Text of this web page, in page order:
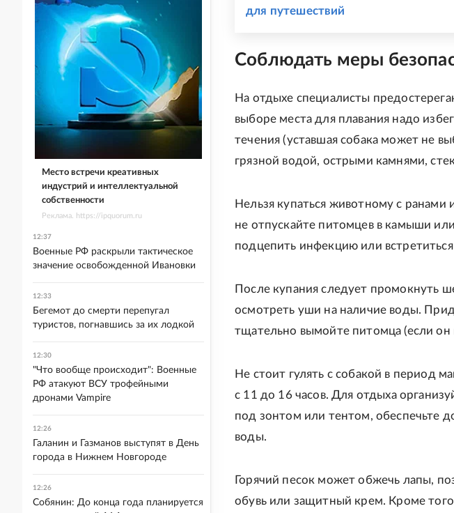
для путешествий
Соблюдать меры
На отдыхе специалисты
выборе места для плавания надо
течения (уставшая собака может не
грязной водой, острыми камнями,
Нельзя купаться животному с
не отпускайте питомцев в камыши
подцепить инфекцию или
После купания следует промокнуть
осмотреть уши на наличие воды.
тщательно вымойте питомца (если он
Не стоит гулять с собакой в период
с 11 до 16 часов. Для отдыха
под зонтом или тентом, обеспечьте
воды.
Горячий песок может обжечь лапы,
обувь или защитный крем. Кроме
Место встречи креативных
индустрий и интеллектуальной
собственности
Реклама. https://ipquorum.ru
12:37
Военные РФ раскрыли тактическое
значение освобожденной Ивановки
12:33
Бегемот до смерти перепугал
туристов, погнавшись за их лодкой
12:30
"Что вообще происходит": Военные
РФ атакуют ВСУ трофейными
дронами Vampire
12:26
Галанин и Газманов выступят в День
города в Нижнем Новгороде
12:26
Собянин: До конца года планируется